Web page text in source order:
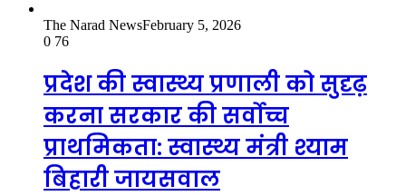
The Narad NewsFebruary 5, 2026
0 76
प्रदेश की स्वास्थ्य प्रणाली को सुदृढ़
करना सरकार की सर्वोच्च
प्राथमिकता: स्वास्थ्य मंत्री श्याम
बिहारी जायसवाल